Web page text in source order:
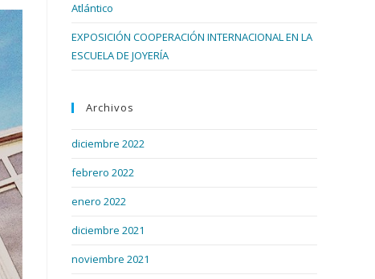
Atlántico
EXPOSICIÓN COOPERACIÓN INTERNACIONAL EN LA
ESCUELA DE JOYERÍA
Archivos
diciembre 2022
febrero 2022
enero 2022
diciembre 2021
noviembre 2021